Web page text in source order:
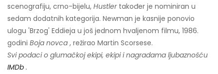
scenografiju, crno-bijelu, Hustlertakođer je nominiran u
sedam dodatnih kategorija. Newman je kasnije ponovio
ulogu 'Brzog' Eddieja u još jednom hvaljenom filmu, 1986.
godini Boja novca , režirao Martin Scorsese.
Svi podaci o glumačkoj ekipi, ekipi i nagradama ljubaznošću
IMDb .